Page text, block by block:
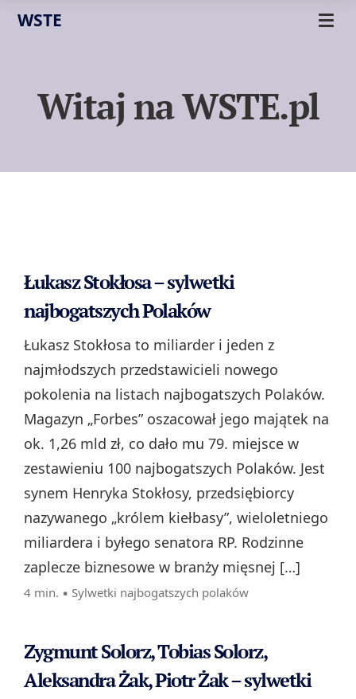
WSTE
Witaj na WSTE.pl
Łukasz Stokłosa – sylwetki
najbogatszych Polaków
Łukasz Stokłosa to miliarder i jeden z
najmłodszych przedstawicieli nowego
pokolenia na listach najbogatszych Polaków.
Magazyn „Forbes” oszacował jego majątek na
ok. 1,26 mld zł, co dało mu 79. miejsce w
zestawieniu 100 najbogatszych Polaków. Jest
synem Henryka Stokłosy, przedsiębiorcy
nazywanego „królem kiełbasy”, wieloletniego
miliardera i byłego senatora RP. Rodzinne
zaplecze biznesowe w branży mięsnej […]
4 min. ▪ Sylwetki najbogatszych polaków
Zygmunt Solorz, Tobias Solorz,
Aleksandra Żak, Piotr Żak – sylwetki